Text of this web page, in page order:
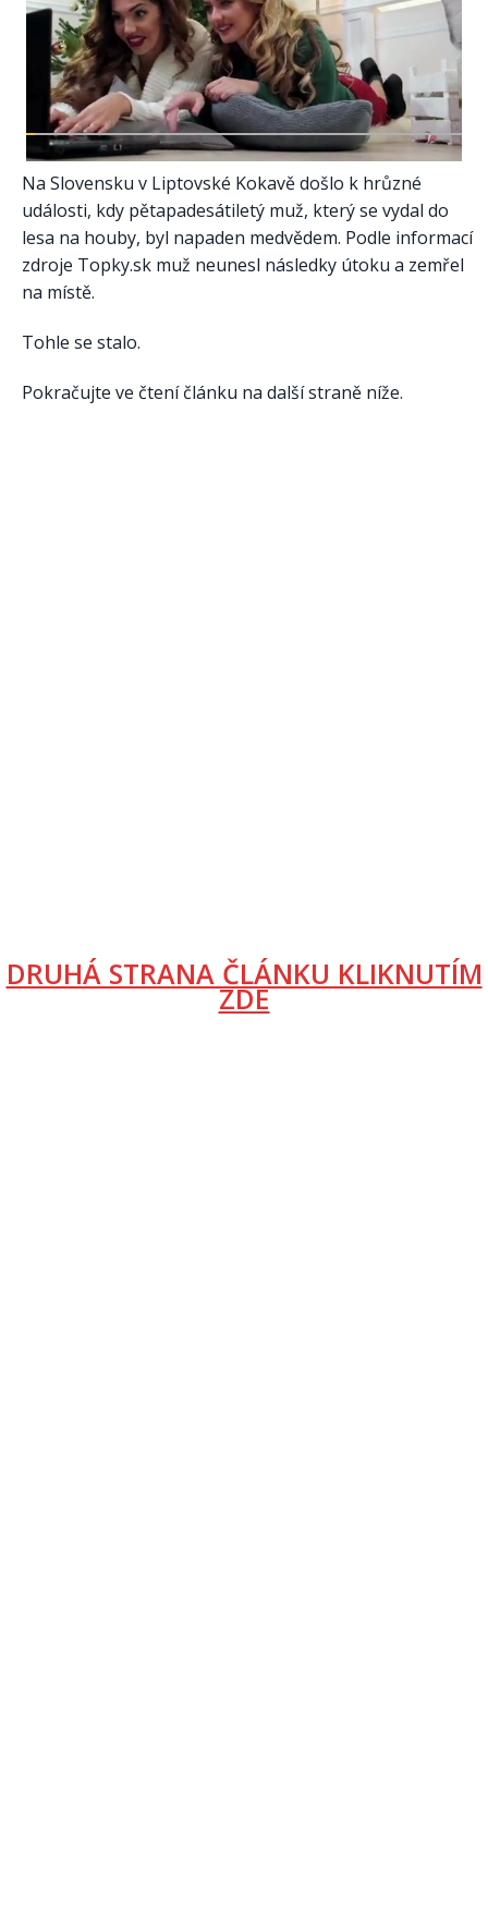
Na Slovensku v Liptovské Kokavě došlo k hrůzné
události, kdy pětapadesátiletý muž, který se vydal do
lesa na houby, byl napaden medvědem. Podle informací
zdroje Topky.sk muž neunesl následky útoku a zemřel
na místě.
Tohle se stalo.
Pokračujte ve čtení článku na další straně níže.
DRUHÁ STRANA ČLÁNKU KLIKNUTÍM
ZDE